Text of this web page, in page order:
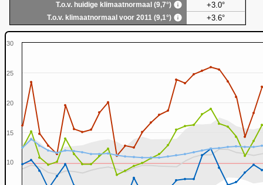
T.o.v. huidige klimaatnormaal (9,7°) +3.0°
T.o.v. klimaatnormaal voor 2011 (9,1°) +3.6°
10
15
20
25
30